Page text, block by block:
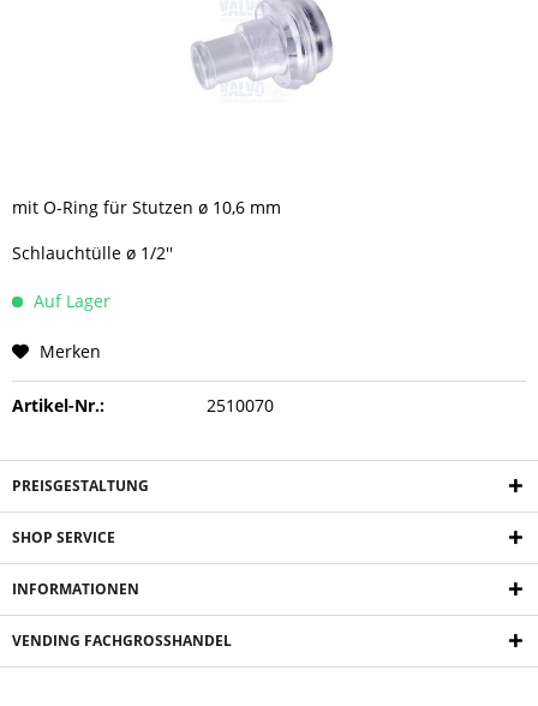
mit O-Ring für Stutzen ø 10,6 mm
Schlauchtülle ø 1/2''
Auf Lager
Merken
Artikel-Nr.: 2510070
PREISGESTALTUNG
SHOP SERVICE
INFORMATIONEN
VENDING FACHGROSSHANDEL